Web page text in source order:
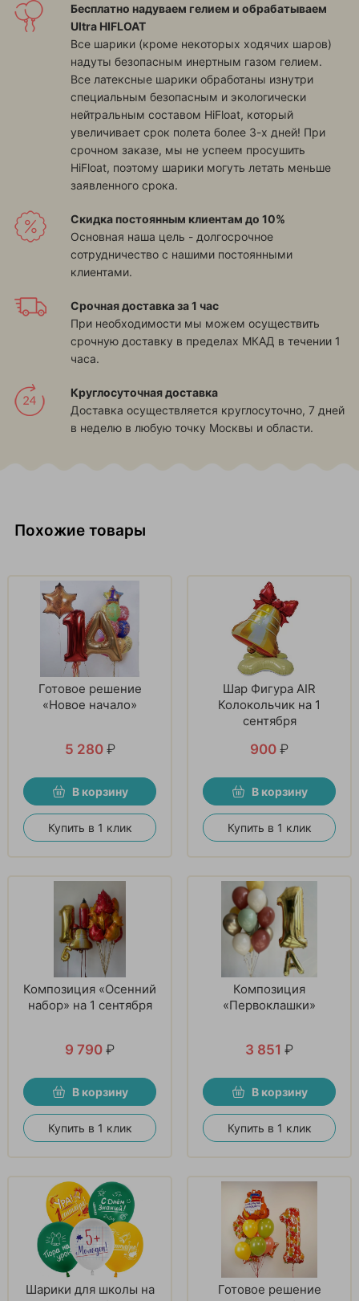
Бесплатно надуваем гелием и обрабатываем
Ultra HIFLOAT
Все шарики (кроме некоторых ходячих шаров)
надуты безопасным инертным газом гелием.
Все латексные шарики обработаны изнутри
специальным безопасным и экологически
нейтральным составом HiFloat, который
увеличивает срок полета более 3-х дней! При
срочном заказе, мы не успеем просушить
HiFloat, поэтому шарики могуть летать меньше
заявленного срока.
Скидка постоянным клиентам до 10%
Основная наша цель - долгосрочное
сотрудничество с нашими постоянными
клиентами.
Срочная доставка за 1 час
При необходимости мы можем осуществить
срочную доставку в пределах МКАД в течении 1
часа.
Круглосуточная доставка
Доставка осуществляется круглосуточно, 7 дней
в неделю в любую точку Москвы и области.
Похожие товары
Готовое решение
«Новое начало»
5 280 ₽
В корзину
Купить в 1 клик
Шар Фигура AIR
Колокольчик на 1
сентября
900 ₽
В корзину
Купить в 1 клик
Композиция «Осенний
набор» на 1 сентября
9 790 ₽
В корзину
Купить в 1 клик
Композиция
«Первоклашки»
3 851 ₽
В корзину
Купить в 1 клик
Шарики для школы на
Готовое решение